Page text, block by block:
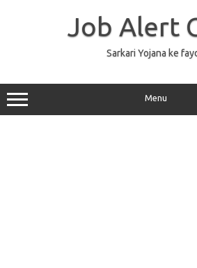
Job Alert
Sarkari Yojana ke
Menu